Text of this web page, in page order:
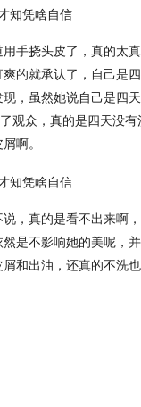
手挠头皮了，真的太真
的就承认了，自己是
，虽然她说自己是四
观众，真的是四天没
啊。
，真的是看不出来啊
是不影响她的美呢，
和出油，还真的不洗